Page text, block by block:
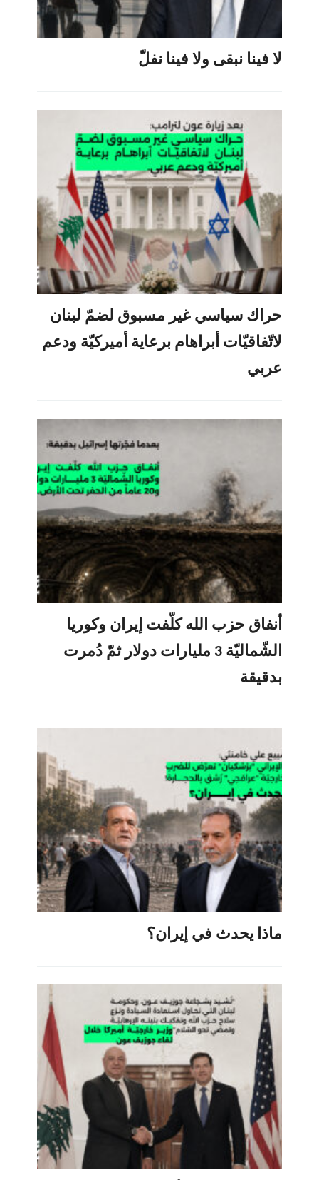
لا فينا نبقى ولا فينا نفلّ
حراك سياسي غير مسبوق لضمّ لبنان
لاتّفاقيّات أبراهام برعاية أميركيّة ودعم
عربي
أنفاق حزب الله كلّفت إيران وكوريا
الشّماليّة 3 مليارات دولار ثمّ دُمرت
بدقيقة
ماذا يحدث في إيران؟